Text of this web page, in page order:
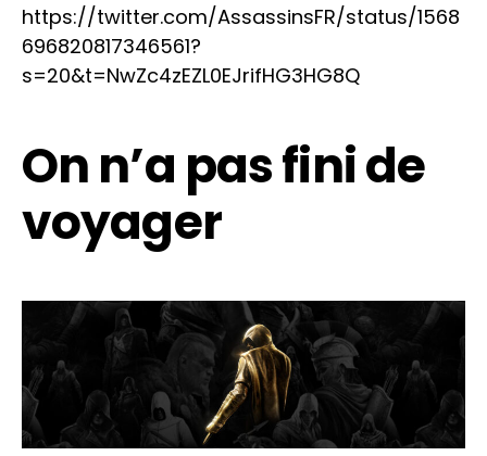
https://twitter.com/AssassinsFR/status/1568
696820817346561?
s=20&t=NwZc4zEZL0EJrifHG3HG8Q
On n’a pas fini de
voyager